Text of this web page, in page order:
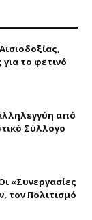
το φετινό
από
Σύλλογο
«Συνεργασίες
τον Πολιτισμό